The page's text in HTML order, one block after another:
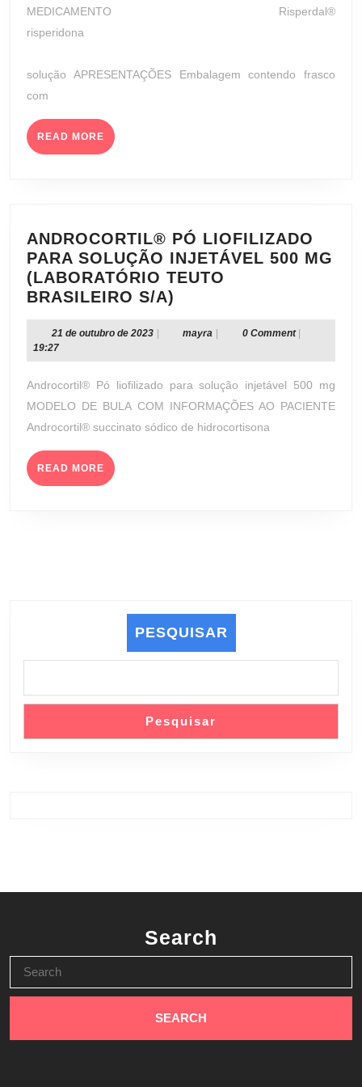
FARMACÊUTICA
MEDICAMENTO Risperdal®
risperidona
solução APRESENTAÇÕES Embalagem contendo frasco
com
READ MORE READ
MORE
ANDROCORTIL® PÓ LIOFILIZADO
PARA SOLUÇÃO INJETÁVEL 500 MG
(LABORATÓRIO TEUTO
BRASILEIRO S/A)
PÓ
LIOFILIZADO
INJETÁVEL
500
MG
21 de outubro de 202321
outubro
2023
mayra mayra 0 Comment
19:27
Androcortil® Pó liofilizado para solução injetável 500 mg
MODELO DE BULA COM INFORMAÇÕES AO PACIENTE
Androcortil® succinato sódico de hidrocortisona
READ MORE READ
MORE
PESQUISAR
Pesquisar
Search
for: